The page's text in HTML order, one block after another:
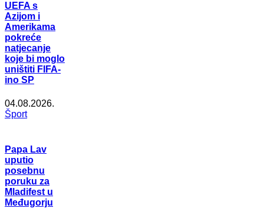
UEFA s
Azijom i
Amerikama
pokreće
natjecanje
koje bi moglo
uništiti FIFA-
ino SP
04.08.2026.
Šport
Papa Lav
uputio
posebnu
poruku za
Mladifest u
Međugorju